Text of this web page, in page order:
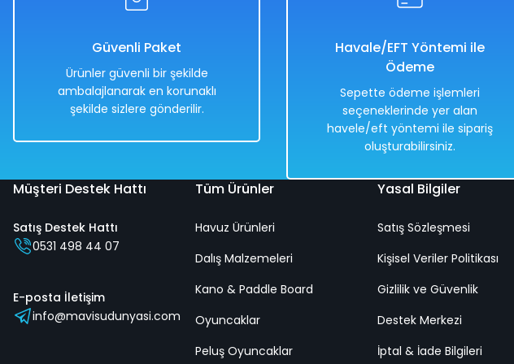
4.419,00 TL
Kargo
Hızlı
Teslimat
1967 Chevrolet Camaro SS 396 1:18 Ölçekli Klasik Araba Kırmızı Renkli 25 Cm
%50
8.838,00 TL
Güvenli Paket
Ürünler güvenli bir şekilde
ambalajlanarak en korunaklı
şekilde sizlere gönderilir.
Havale/EFT Yöntemi ile
Ödeme
Sepette ödeme işlemleri
seçeneklerinde yer alan
havele/eft yöntemi ile sipariş
oluşturabilirsiniz.
Müşteri Destek Hattı
Satış Destek Hattı
0531 498 44 07
E-posta İletişim
info@mavisudunyasi.com
Tüm Ürünler
Havuz Ürünleri
Dalış Malzemeleri
Kano & Paddle Board
Oyuncaklar
Peluş Oyuncaklar
Yasal Bilgiler
Satış Sözleşmesi
Kişisel Veriler Politikası
Gizlilik ve Güvenlik
Destek Merkezi
İptal & İade Bilgileri